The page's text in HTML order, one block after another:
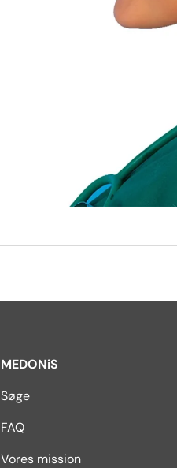
MEDONiS
Søge
FAQ
Vores mission